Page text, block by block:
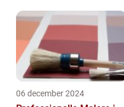
06 december 2024